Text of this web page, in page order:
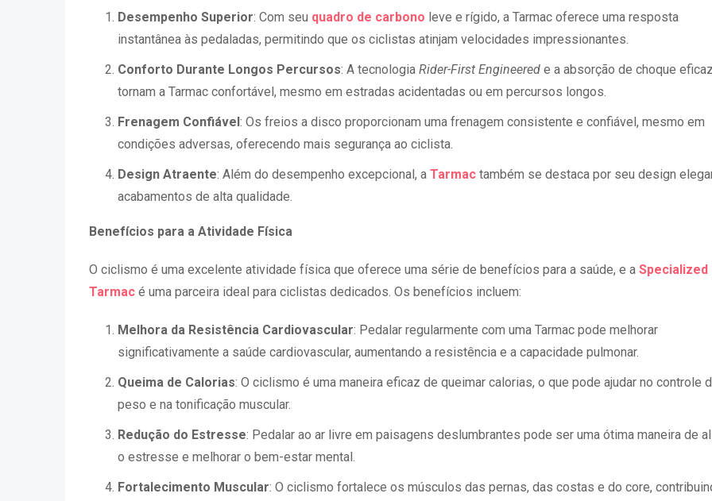
Desempenho Superior: Com seu quadro de carbono leve e rígido, a Tarmac oferece uma resposta
instantânea às pedaladas, permitindo que os ciclistas atinjam velocidades impressionantes.
Conforto Durante Longos Percursos: A tecnologia Rider-First Engineered e a absorção de choque
tornam a Tarmac confortável, mesmo em estradas acidentadas ou em percursos longos.
Frenagem Confiável: Os freios a disco proporcionam uma frenagem consistente e confiável, mesmo em
condições adversas, oferecendo mais segurança ao ciclista.
Design Atraente: Além do desempenho excepcional, a Tarmac também se destaca por seu design
acabamentos de alta qualidade.
Benefícios para a Atividade Física
O ciclismo é uma excelente atividade física que oferece uma série de benefícios para a saúde, e a Specialized
Tarmac é uma parceira ideal para ciclistas dedicados. Os benefícios incluem:
Melhora da Resistência Cardiovascular: Pedalar regularmente com uma Tarmac pode melhorar
significativamente a saúde cardiovascular, aumentando a resistência e a capacidade pulmonar.
Queima de Calorias: O ciclismo é uma maneira eficaz de queimar calorias, o que pode ajudar no controle
peso e na tonificação muscular.
Redução do Estresse: Pedalar ao ar livre em paisagens deslumbrantes pode ser uma ótima maneira de
o estresse e melhorar o bem-estar mental.
Fortalecimento Muscular: O ciclismo fortalece os músculos das pernas, das costas e do core,